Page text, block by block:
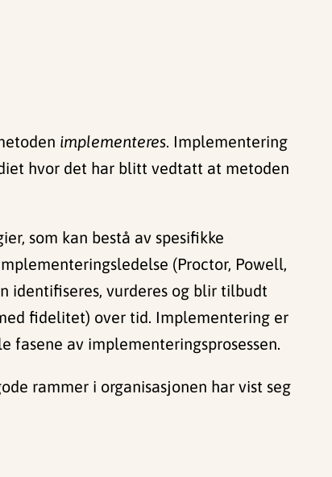
implementeres. Implementering
hvor det har blitt vedtatt at metoden
som kan bestå av spesifikke
(Proctor, Powell,
identifiseres, vurderes og blir tilbudt
fidelitet) over tid. Implementering er
fasene av implementeringsprosessen.
rammer i organisasjonen har vist seg